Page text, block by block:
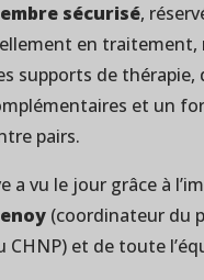
sécurisé,
en traitement,
supports de thérapie,
et un
pairs.
a vu le jour grâce à
(coordinateur du
CHNP) et de toute